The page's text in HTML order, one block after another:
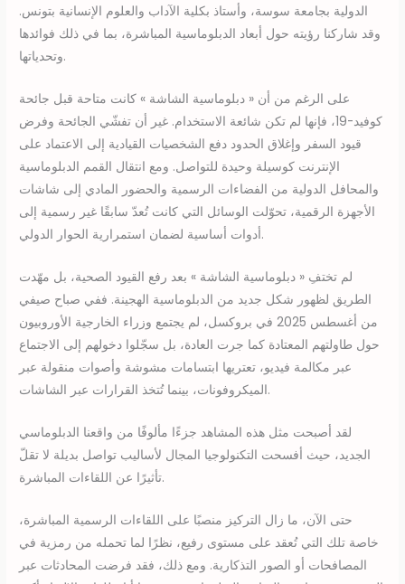
الدولية بجامعة سوسة، وأستاذ بكلية الآداب والعلوم الإنسانية بتونس.
وقد شاركنا رؤيته حول أبعاد الدبلوماسية المباشرة، بما في ذلك فوائدها
وتحدياتها.
على الرغم من أن « دبلوماسية الشاشة » كانت متاحة قبل جائحة
كوفيد-19، فإنها لم تكن شائعة الاستخدام. غير أن تفشّي الجائحة وفرض
قيود السفر وإغلاق الحدود دفع الشخصيات القيادية إلى الاعتماد على
الإنترنت كوسيلة وحيدة للتواصل. ومع انتقال القمم الدبلوماسية
والمحافل الدولية من الفضاءات الرسمية والحضور المادي إلى شاشات
الأجهزة الرقمية، تحوّلت الوسائل التي كانت تُعدّ سابقًا غير رسمية إلى
أدوات أساسية لضمان استمرارية الحوار الدولي.
لم تختفِ « دبلوماسية الشاشة » بعد رفع القيود الصحية، بل مهّدت
الطريق لظهور شكل جديد من الدبلوماسية الهجينة. ففي صباح صيفي
من أغسطس 2025 في بروكسل، لم يجتمع وزراء الخارجية الأوروبيون
حول طاولتهم المعتادة كما جرت العادة، بل سجّلوا دخولهم إلى الاجتماع
عبر مكالمة فيديو، تعتريها ابتسامات مشوشة وأصوات منقولة عبر
الميكروفونات، بينما تُتخذ القرارات عبر الشاشات.
لقد أصبحت مثل هذه المشاهد جزءًا مألوفًا من واقعنا الدبلوماسي
الجديد، حيث أفسحت التكنولوجيا المجال لأساليب تواصل بديلة لا تقلّ
تأثيرًا عن اللقاءات المباشرة.
حتى الآن، ما زال التركيز منصبًا على اللقاءات الرسمية المباشرة،
خاصة تلك التي تُعقد على مستوى رفيع، نظرًا لما تحمله من رمزية في
المصافحات أو الصور التذكارية. ومع ذلك، فقد فرضت المحادثات عبر